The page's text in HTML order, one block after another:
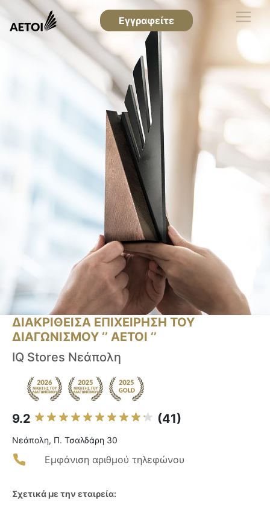
Εγγραφείτε
ΔΙΑΚΡΙΘΕΙΣΑ ΕΠΙΧΕΙΡΗΣΗ ΤΟΥ
ΔΙΑΓΩΝΙΣΜΟΥ ‘’ ΑΕΤΟΙ ‘’
IQ Stores Νεάπολη
9.2 (41)
Νεάπολη, Π. Τσαλδάρη 30
Εμφάνιση αριθμού τηλεφώνου
Σχετικά με την εταιρεία: